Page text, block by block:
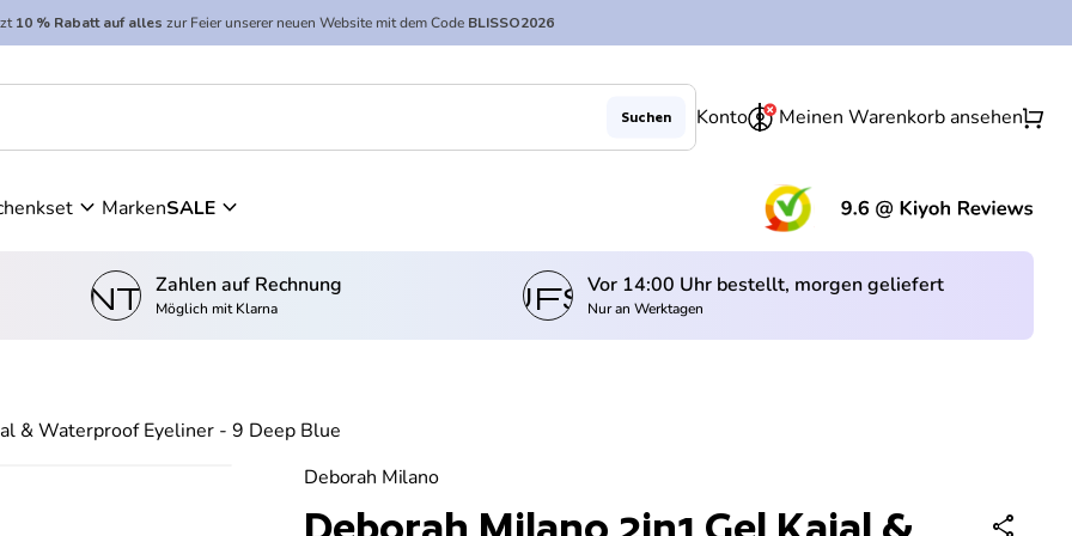
Eyeliner - 9 Deep Blue
add
10 % Rabatt auf alles zur Feier unserer neuen Website mit dem Code BLISSO2026
Suchen Konto Meinen Warenkorb ansehenshopping_cart
expand_more MarkenSALE expand_more
Zahlen auf Rechnung
Möglich mit Klarna einkaufswagenVor 14:00 Uhr bestellt, morgen geliefert
Nur an Werktagen
& Waterproof Eyeliner - 9 Deep Blue
Deborah Milano
share